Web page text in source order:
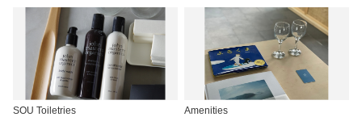
SOU Toiletries Amenities